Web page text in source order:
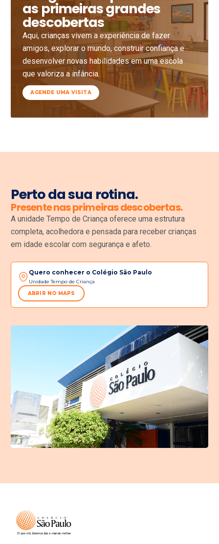
as primeiras grandes
descobertas
Aqui, crianças vivem a experiência de fazer
amigos, explorar o mundo, construir confiança e
desenvolver novas habilidades em uma escola
que valoriza a infância.
AGENDE UMA VISITA
Perto da sua rotina.
Presente nas primeiras descobertas.
A unidade Tempo de Criança oferece uma estrutura
completa, acolhedora e pensada para receber crianças
em idade escolar com segurança e afeto.
Quero conhecer o Colégio São Paulo
Unidade Tempo de Criança
ABRIR NO MAPS